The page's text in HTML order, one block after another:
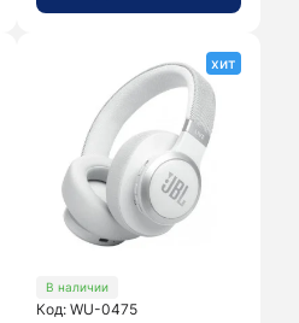
хит
В наличии
Код: WU-0475